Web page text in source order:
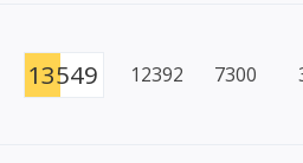
13549 12392 7300